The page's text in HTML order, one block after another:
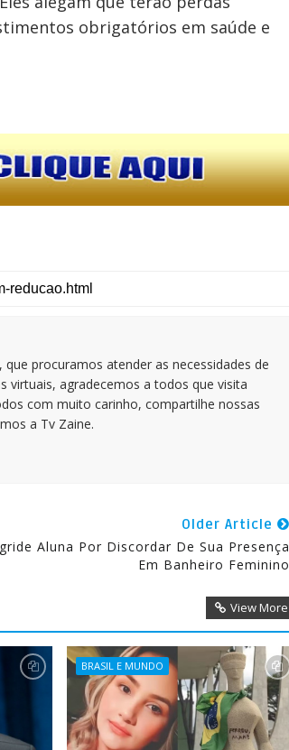
obrigatórios em saúde e
procuramos atender as necessidades de
agradecemos a todos que visita
com muito carinho, compartilhe nossas
a Tv Zaine.
Older Article
Aluna Por Discordar De Sua Presença
Em Banheiro Feminino
View More
BRASIL E MUNDO